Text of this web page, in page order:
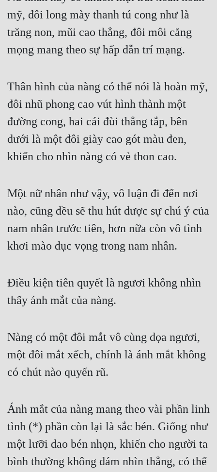
mỹ, đôi long mày thanh tú cong như là
trăng non, mũi cao thẳng, đôi môi căng
mọng mang theo sự hấp dẫn trí mạng.
Thân hình của nàng có thể nói là hoàn mỹ,
đôi nhũ phong cao vút hình thành một
đường cong, hai cái đùi thẳng tắp, bên
dưới là một đôi giày cao gót màu đen,
khiến cho nhìn nàng có vẻ thon cao.
Một nữ nhân như vậy, vô luận đi đến nơi
nào, cũng đều sẽ thu hút được sự chú ý của
nam nhân trước tiên, hơn nữa còn vô tình
khơi mào dục vọng trong nam nhân.
Điều kiện tiên quyết là ngươi không nhìn
thấy ánh mắt của nàng.
Nàng có một đôi mắt vô cùng dọa ngươi,
một đôi mắt xếch, chính là ánh mắt không
có chút nào quyến rũ.
Ánh mắt của nàng mang theo vài phần linh
tình (*) phần còn lại là sắc bén. Giống như
một lưỡi dao bén nhọn, khiến cho người ta
bình thường không dám nhìn thẳng, có thể